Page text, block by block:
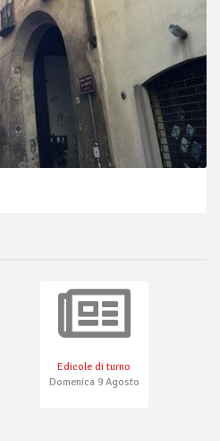
Edicole di turno
Domenica 9 Agosto